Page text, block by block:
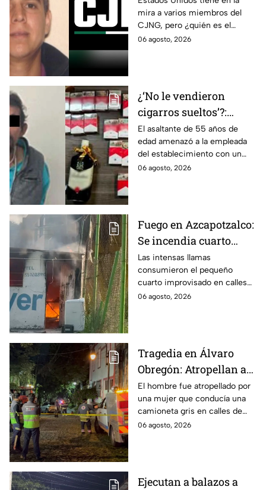
mira a varios miembros del
CJNG, pero ¿quién es el
miembro más buscado por el
06 agosto, 2026
¿‘No le vendieron
cigarros sueltos’?:
Detienen a hombre tras
asaltar una tienda y
llevarse más de 30
cajetillas en Iztapalapa
El asaltante de 55 años de
edad amenazó a la empleada
del establecimiento con un
arma de fuego, llevándose
06 agosto, 2026
Fuego en Azcapotzalco:
Se incendia cuarto
improvisado en la
Industrial Vallejo;
rompen cadenas para
combatir las llamas
Las intensas llamas
consumieron el pequeño
cuarto improvisado en calles
de Azcapotzalco; bomberos
06 agosto, 2026
Tragedia en Álvaro
Obregón: Atropellan a
hombre en situación de
calle y queda prensado
en San Ángel, CDMX
El hombre fue atropellado por
una mujer que conducía una
camioneta gris en calles de
San Ángel; la responsable ya
06 agosto, 2026
Ejecutan a balazos a